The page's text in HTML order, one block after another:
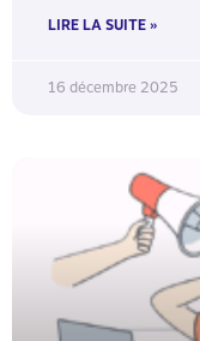
LIRE LA SUITE »
16 décembre 2025